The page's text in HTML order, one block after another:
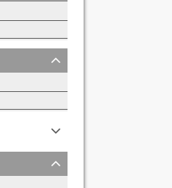
1